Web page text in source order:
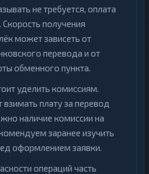
не требуется, оплата
получения
может зависеть от
перевода и от
обменного пункта.
уделить комиссиям.
плату за перевод
наличие комиссии на
заранее изучить
оформлением заявки.
операций часть